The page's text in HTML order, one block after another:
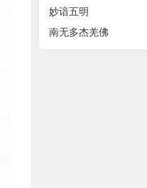
妙谙五明
南无多杰羌佛